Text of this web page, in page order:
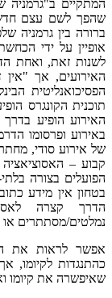
המתקיים
שהפך לשם עצם חדש
אופיין על ידי
לשנות זאת, ואחת
האירועים, אך "אין
הפסיכואנליטית
תוכנית הקונגרס
האירוע הופיע
באירוע ופרסומו
של אירוע סודי,
קבוע –
הפועלים בצורה
בטחון אין מידע
הדרך קצרה
נמלטים/מסתתרים או
אפשר לראות את
כהתנגדות לקיומו,
שאיפשרה את קיומו